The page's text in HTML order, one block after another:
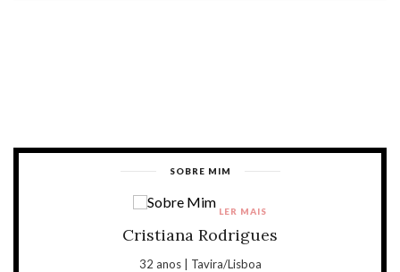
SOBRE MIM
Cristiana Rodrigues
32 anos | Tavira/Lisboa
LER MAIS